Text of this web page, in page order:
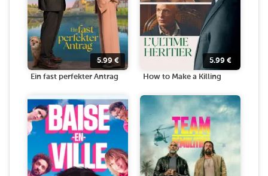
5.99 €
Ein fast perfekter Antrag
5.99 €
How to Make a Killing